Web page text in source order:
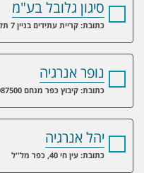
סיגון גלובל בע"מ
כתובת: קריית עתידים בניין 7 תל אביב 6158101
נופר אנרגיה
כתובת: קיבוץ כפר מנחם 7987500
יהל אנרגיה
כתובת: עין חי 40, כפר מל''ל